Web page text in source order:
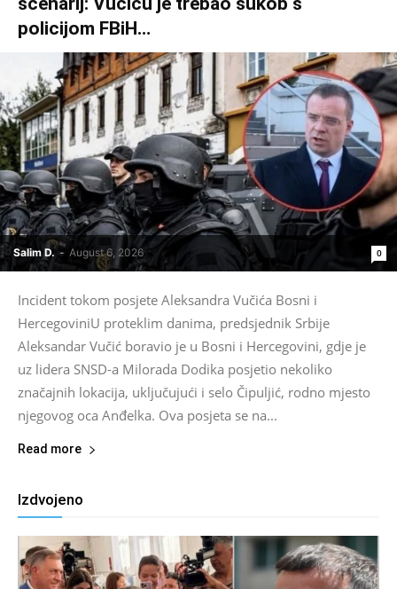
policijom FBiH…
Salim D. - August 6, 2026 0
Incident tokom posjete Aleksandra Vučića Bosni i
HercegoviniU proteklim danima, predsjednik Srbije
Aleksandar Vučić boravio je u Bosni i Hercegovini, gdje je
uz lidera SNSD-a Milorada Dodika posjetio nekoliko
značajnih lokacija, uključujući i selo Čipuljić, rodno mjesto
njegovog oca Anđelka. Ova posjeta se na...
Read more
Izdvojeno